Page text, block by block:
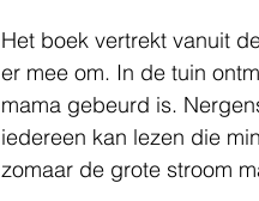
Het boek vertrekt vanuit
er mee om. In de tuin
mama gebeurd is.
iedereen kan lezen die
zomaar de grote stroom